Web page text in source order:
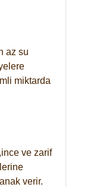
az su
miktarda
ve zarif
verir.